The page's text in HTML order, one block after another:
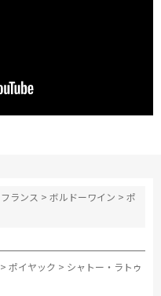
フランス >ボルドーワイン >ポ
> ポイヤック > シャトー・ラトゥ